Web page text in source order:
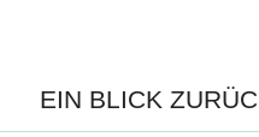
EIN BLICK